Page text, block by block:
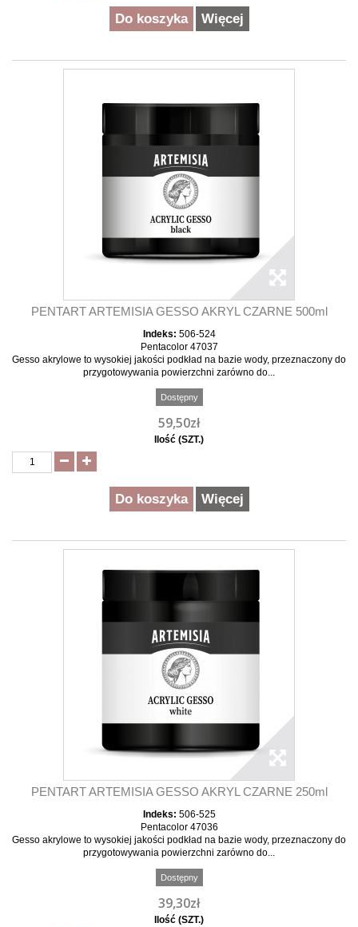
Do koszyka Więcej
PENTART ARTEMISIA GESSO AKRYL CZARNE 500ml
Indeks: 506-524
Pentacolor 47037
Gesso akrylowe to wysokiej jakości podkład na bazie wody, przeznaczony do
przygotowywania powierzchni zarówno do...
Dostępny
59,50zł
Ilość (SZT.)
Do koszyka Więcej
PENTART ARTEMISIA GESSO AKRYL CZARNE 250ml
Indeks: 506-525
Pentacolor 47036
Gesso akrylowe to wysokiej jakości podkład na bazie wody, przeznaczony do
przygotowywania powierzchni zarówno do...
Dostępny
39,30zł
Ilość (SZT.)